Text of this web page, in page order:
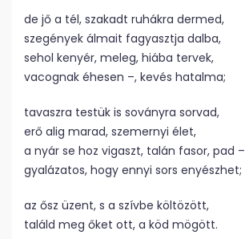
de jő a tél, szakadt ruhákra dermed,
szegények álmait fagyasztja dalba,
sehol kenyér, meleg, hiába tervek,
vacognak éhesen –, kevés hatalma;
tavaszra testük is soványra sorvad,
erő alig marad, szemernyi élet,
a nyár se hoz vigaszt, talán fasor, pad –
gyalázatos, hogy ennyi sors enyészhet;
az ősz üzent, s a szívbe költözött,
találd meg őket ott, a köd mögött.